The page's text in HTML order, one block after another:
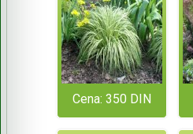
Cena: 350 DIN